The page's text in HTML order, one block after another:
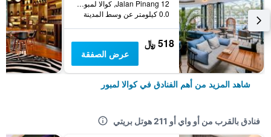
12 Jalan Pinang, كوالا لمبور, ماليزيا
0.0 كيلومتر عن وسط المدينة
518 ﷼
عرض الصفقة
شاهد المزيد من أهم الفنادق في كوالا لمبور
فنادق بالقرب من أو واي أو 211 هوتل بريتي